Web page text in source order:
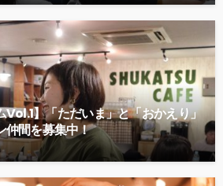
Vol.1】「ただいま」と「おかえり」
仲間を募集中！